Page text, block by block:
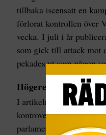
tillbaka iscensatt en
förlorat kontrollen över
vecka. I juli i år
som gick till attack mot
pekades ut som någon
Högerextrem kan
I artikeln hävdades att
kontroversiella
parlamentsledamoten